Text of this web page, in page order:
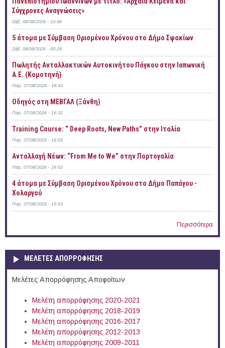
Σύγχρονες Αναγνώσεις»
Σάβ, 08/08/2026 - 10:46
5 άτομα με Σύμβαση Ορισμένου Χρόνου στο Δήμο Σφακίων
Σάβ, 08/08/2026 - 00:29
Πωλητής Ανταλλακτικών Αυτοκινήτου Πάγκου στην Ιαπωνική
Α.Ε. (Κομοτηνή)
Παρ, 07/08/2026 - 18:43
Οδηγός στη ΜΕΒΓΑΛ (Ξάνθη)
Παρ, 07/08/2026 - 16:32
Training Course: “ Deep Roots, New Paths” στην Ιταλία
Παρ, 07/08/2026 - 16:05
Ανταλλαγή Νέων: “From Me to We” στην Πορτογαλία
Παρ, 07/08/2026 - 16:02
4 άτομα με Σύμβαση Ορισμένου Χρόνου στο Δήμο Παπάγου -
Χολαργού
Παρ, 07/08/2026 - 15:53
Περισσότερα
ΜΕΛΕΤΕΣ ΑΠΟΡΡΟΦΗΣΗΣ
Μελέτες Απορρόφησης Αποφοίτων
Μελέτη απορρόφησης 2020-2021
Μελέτη απορρόφησης 2018-2019
Μελέτη απορρόφησης 2016-2017
Μελέτη απορρόφησης 2012-2013
Μελέτη απορρόφησης 2009-2011